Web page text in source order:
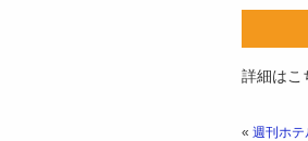
詳細はこ
« 週刊ホ